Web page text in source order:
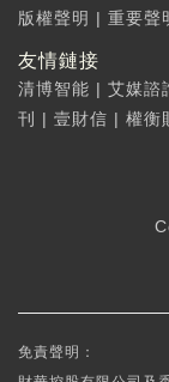
版權聲明 | 重要聲
友情鏈接
清博智能 | 艾媒諮
刊
| 壹財信 | 權衡
免責聲明：